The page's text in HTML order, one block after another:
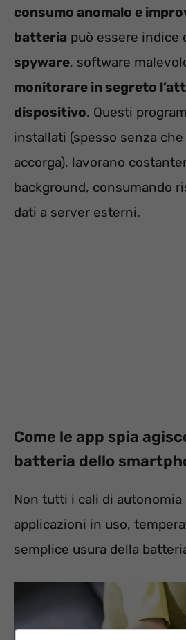
consumo anomalo e
batteria può essere indice
spyware, software
monitorare in segreto
dispositivo. Questi
installati (spesso senza che
accorga), lavorano
background, consumando
dati a server esterni.
Come le app spia
batteria dello
Non tutti i cali di
applicazioni in uso,
semplice usura della